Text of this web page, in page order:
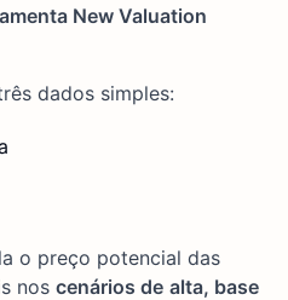
New Valuation
dados simples:
o preço potencial das
nos cenários de alta, base